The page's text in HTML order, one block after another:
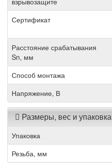
Сертификат
Расстояние срабатывания
Sn, мм
Способ монтажа
Напряжение, В
Размеры, вес и упаковка
Упаковка
Резьба, мм